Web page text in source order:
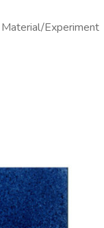
Material/Experiment